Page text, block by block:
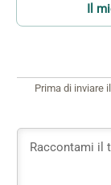
Il
Prima di inviare